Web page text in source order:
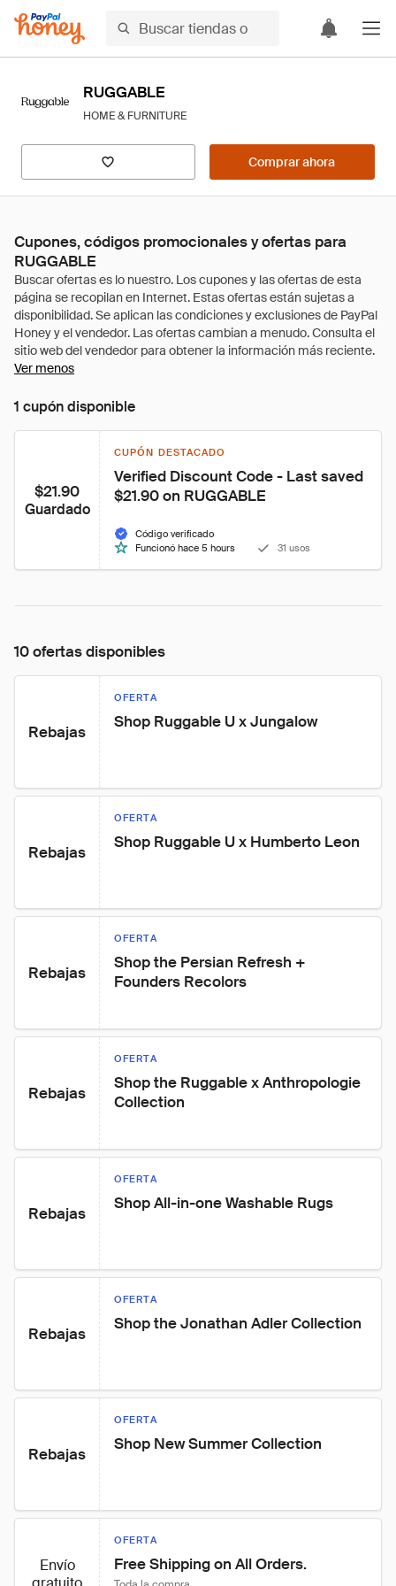
RUGGABLE
HOME & FURNITURE
Comprar ahora
Cupones, códigos promocionales y ofertas para
RUGGABLE
Ver menos
1 cupón disponible
$21.90
Guardado
CUPÓN DESTACADO
Verified Discount Code - Last saved
$21.90 on RUGGABLE
Código verificado
Funcionó hace 5 hours
31 usos
10 ofertas disponibles
Rebajas
OFERTA
Shop Ruggable U x Jungalow
Rebajas
OFERTA
Shop Ruggable U x Humberto Leon
Rebajas
OFERTA
Shop the Persian Refresh +
Founders Recolors
Rebajas
OFERTA
Shop the Ruggable x Anthropologie
Collection
Rebajas
OFERTA
Shop All-in-one Washable Rugs
Rebajas
OFERTA
Shop the Jonathan Adler Collection
Rebajas
OFERTA
Shop New Summer Collection
Envío
OFERTA
Free Shipping on All Orders.